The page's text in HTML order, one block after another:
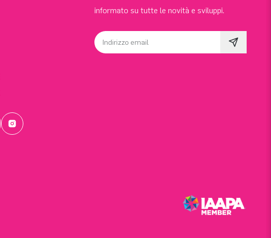
informato su tutte le novità e sviluppi.
Indirizzo email